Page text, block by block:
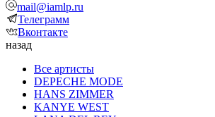
mail@iamlp.ru
Телеграмм
Вконтакте
назад
Все артисты
DEPECHE MODE
HANS ZIMMER
KANYE WEST